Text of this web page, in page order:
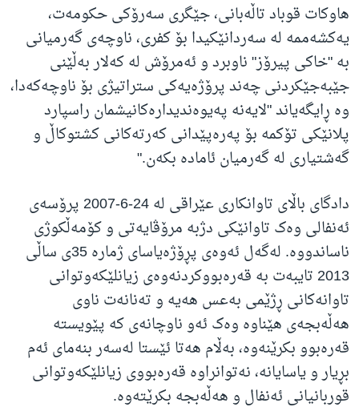
هاوکات قوباد تاڵەبانی، جێگری سەرۆکی حکومەت،
یەکشەممە لە سەردانێکیدا بۆ کفری، ناوچەی گەرمیانی
بە "خاکی پیرۆز" ناوبرد و ئەمرۆش لە کەلار بەڵێنی
جێبەجێکردنی چەند پرۆژەیەکی ستراتیژی بۆ ناوچەکەدا،
وە ڕایگەیاند "لایەنە پەیوەندیدارەکانیشمان راسپارد
پلانێکی تۆکمە بۆ پەرەپێدانی کەرتەکانی کشتوکاڵ و
گەشتیاری لە گەرمیان ئامادە بکەن."
دادگای باڵای تاوانکاری عێراقی لە 24-6-2007 پرۆسەی
ئەنفالی وەک تاوانێکی دژبە مرۆڤایەتی و کۆمەڵکوژی
ناساندووە. لەگەل ئەوەی پڕۆژەیاسای ژمارە 35ی ساڵی
2013 تایبەت بە قەرەبووکردنەوەی زیانلێکەوتوانی
تاوانەکانی ڕژێمی بەعس هەیە و تەنانەت ناوی
هەڵەبجەی هێناوە وەک ئەو ناوچانەی کە پێویستە
قەرەبوو بکرێنەوە، بەڵام هەتا ئێستا لەسەر بنەمای ئەم
بڕیار و یاسایانە، نەتوانراوە قەرەبووی زیانلێکەوتوانی
قوربانیانی ئەنفال و هەڵەبجە بکرێتەوە.